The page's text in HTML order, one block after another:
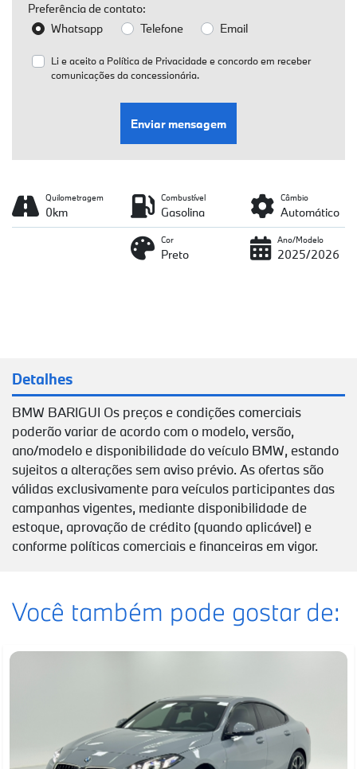
Preferência de contato:
Whatsapp
Telefone Email
Li e aceito a Política de Privacidadee concordo em receber
comunicações da concessionária.
Enviar mensagem
Câmbio
Automático
Combustível
Gasolina
Quilometragem
0km
Ano/Modelo
2025/2026
Cor
Preto
Detalhes
BMW BARIGUI Os preços e condições comerciais
poderão variar de acordo com o modelo, versão,
ano/modelo e disponibilidade do veículo BMW, estando
sujeitos a alterações sem aviso prévio. As ofertas são
válidas exclusivamente para veículos participantes das
campanhas vigentes, mediante disponibilidade de
estoque, aprovação de crédito (quando aplicável) e
conforme políticas comerciais e financeiras em vigor.
Você também pode gostar de: